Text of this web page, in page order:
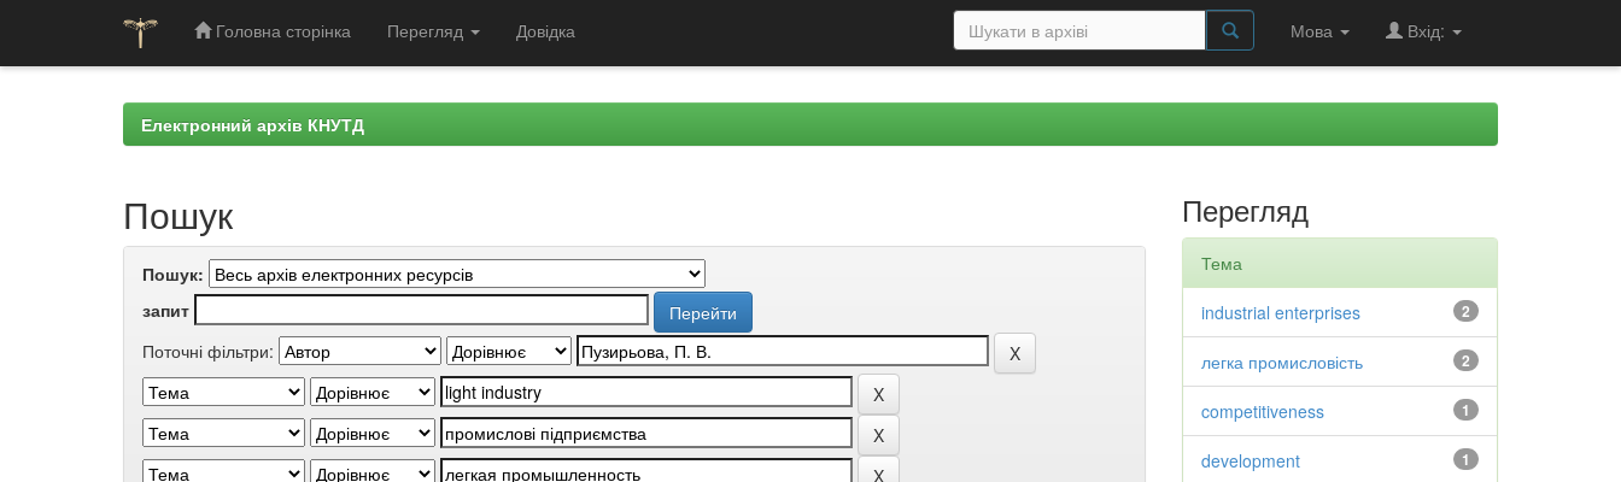
Головна сторінка Перегляд Довідка Мова Вхід:
Електронний архів КНУТД
Пошук
Пошук:
запит
Поточні фільтри:
Перегляд
Тема
2
industrial enterprises
2
легка промисловість
1
competitiveness
1
development